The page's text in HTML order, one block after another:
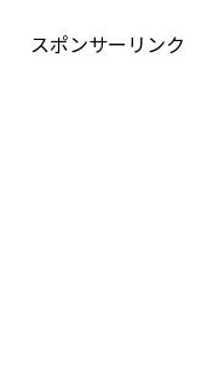
スポンサーリンク